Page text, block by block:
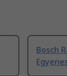
Bosch